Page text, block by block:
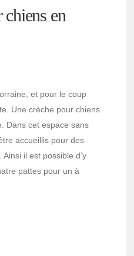
en
et pour le coup
Une crèche pour chiens
Dans cet espace sans
accueillis pour des
il est possible d’y
pattes pour un à